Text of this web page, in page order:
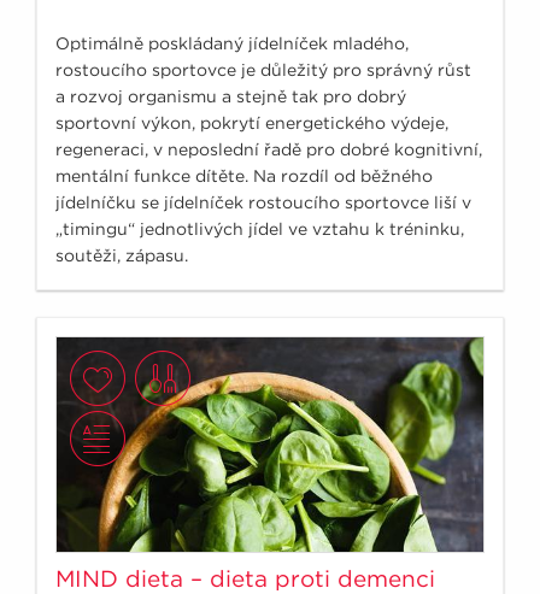
Optimálně poskládaný jídelníček mladého,
rostoucího sportovce je důležitý pro správný růst
a rozvoj organismu a stejně tak pro dobrý
sportovní výkon, pokrytí energetického výdeje,
regeneraci, v neposlední řadě pro dobré kognitivní,
mentální funkce dítěte. Na rozdíl od běžného
jídelníčku se jídelníček rostoucího sportovce liší v
„timingu“ jednotlivých jídel ve vztahu k tréninku,
soutěži, zápasu.
MIND dieta – dieta proti demenci